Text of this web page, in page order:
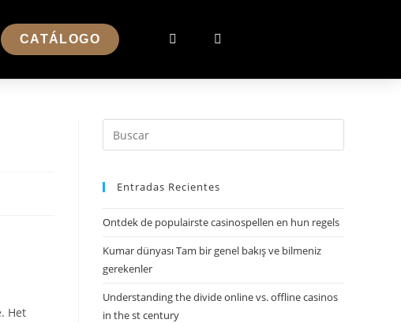
CATÁLOGO
Het
Entradas Recientes
Ontdek de populairste casinospellen en hun regels
Kumar dünyası Tam bir genel bakış ve bilmeniz
gerekenler
Understanding the divide online vs. offline casinos
in the st century